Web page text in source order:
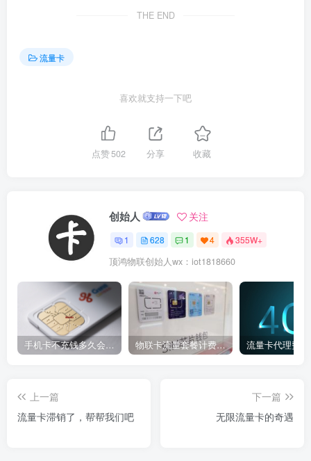
THE END
流量卡
喜欢就支持一下吧
点赞502 分享 收藏
创始人 关注
1 628 1 4 355W+
顶鸿物联创始人wx：iot1818660
手机卡不充钱多久会被自动销户？ 物联卡流量套餐计费方式 流量卡代理费用
上一篇
流量卡滞销了，帮帮我们吧
下一篇
无限流量卡的奇遇